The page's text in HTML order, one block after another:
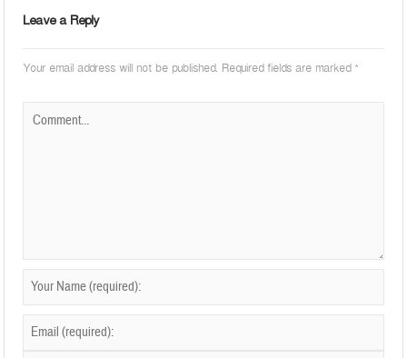
Leave a Reply
Your email address will not be published. Required fields are marked *